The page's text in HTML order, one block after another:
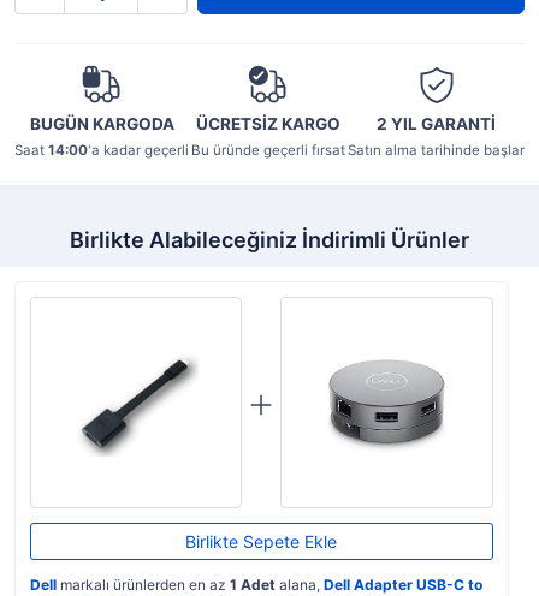
BUGÜN KARGODA
Saat 14:00'a kadar geçerli
ÜCRETSİZ KARGO
Bu üründe geçerli fırsat
2 YILGARANTİ
Satın alma tarihinde başlar
Birlikte Alabileceğiniz İndirimli Ürünler
Birlikte Sepete Ekle
Dell markalı ürünlerden en az 1 Adet alana, Dell Adapter USB-C to